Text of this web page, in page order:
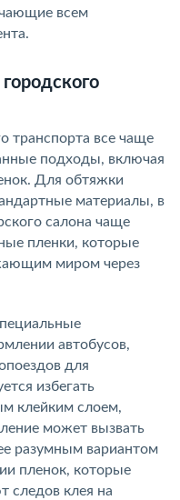
всем
транспорта все чаще
подходы, включая
Для обтяжки
материалы, в
салона чаще
пленки, которые
миром через
автобусов,
для
избегать
клейким слоем,
может вызвать
разумным вариантом
пленок, которые
следов клея на